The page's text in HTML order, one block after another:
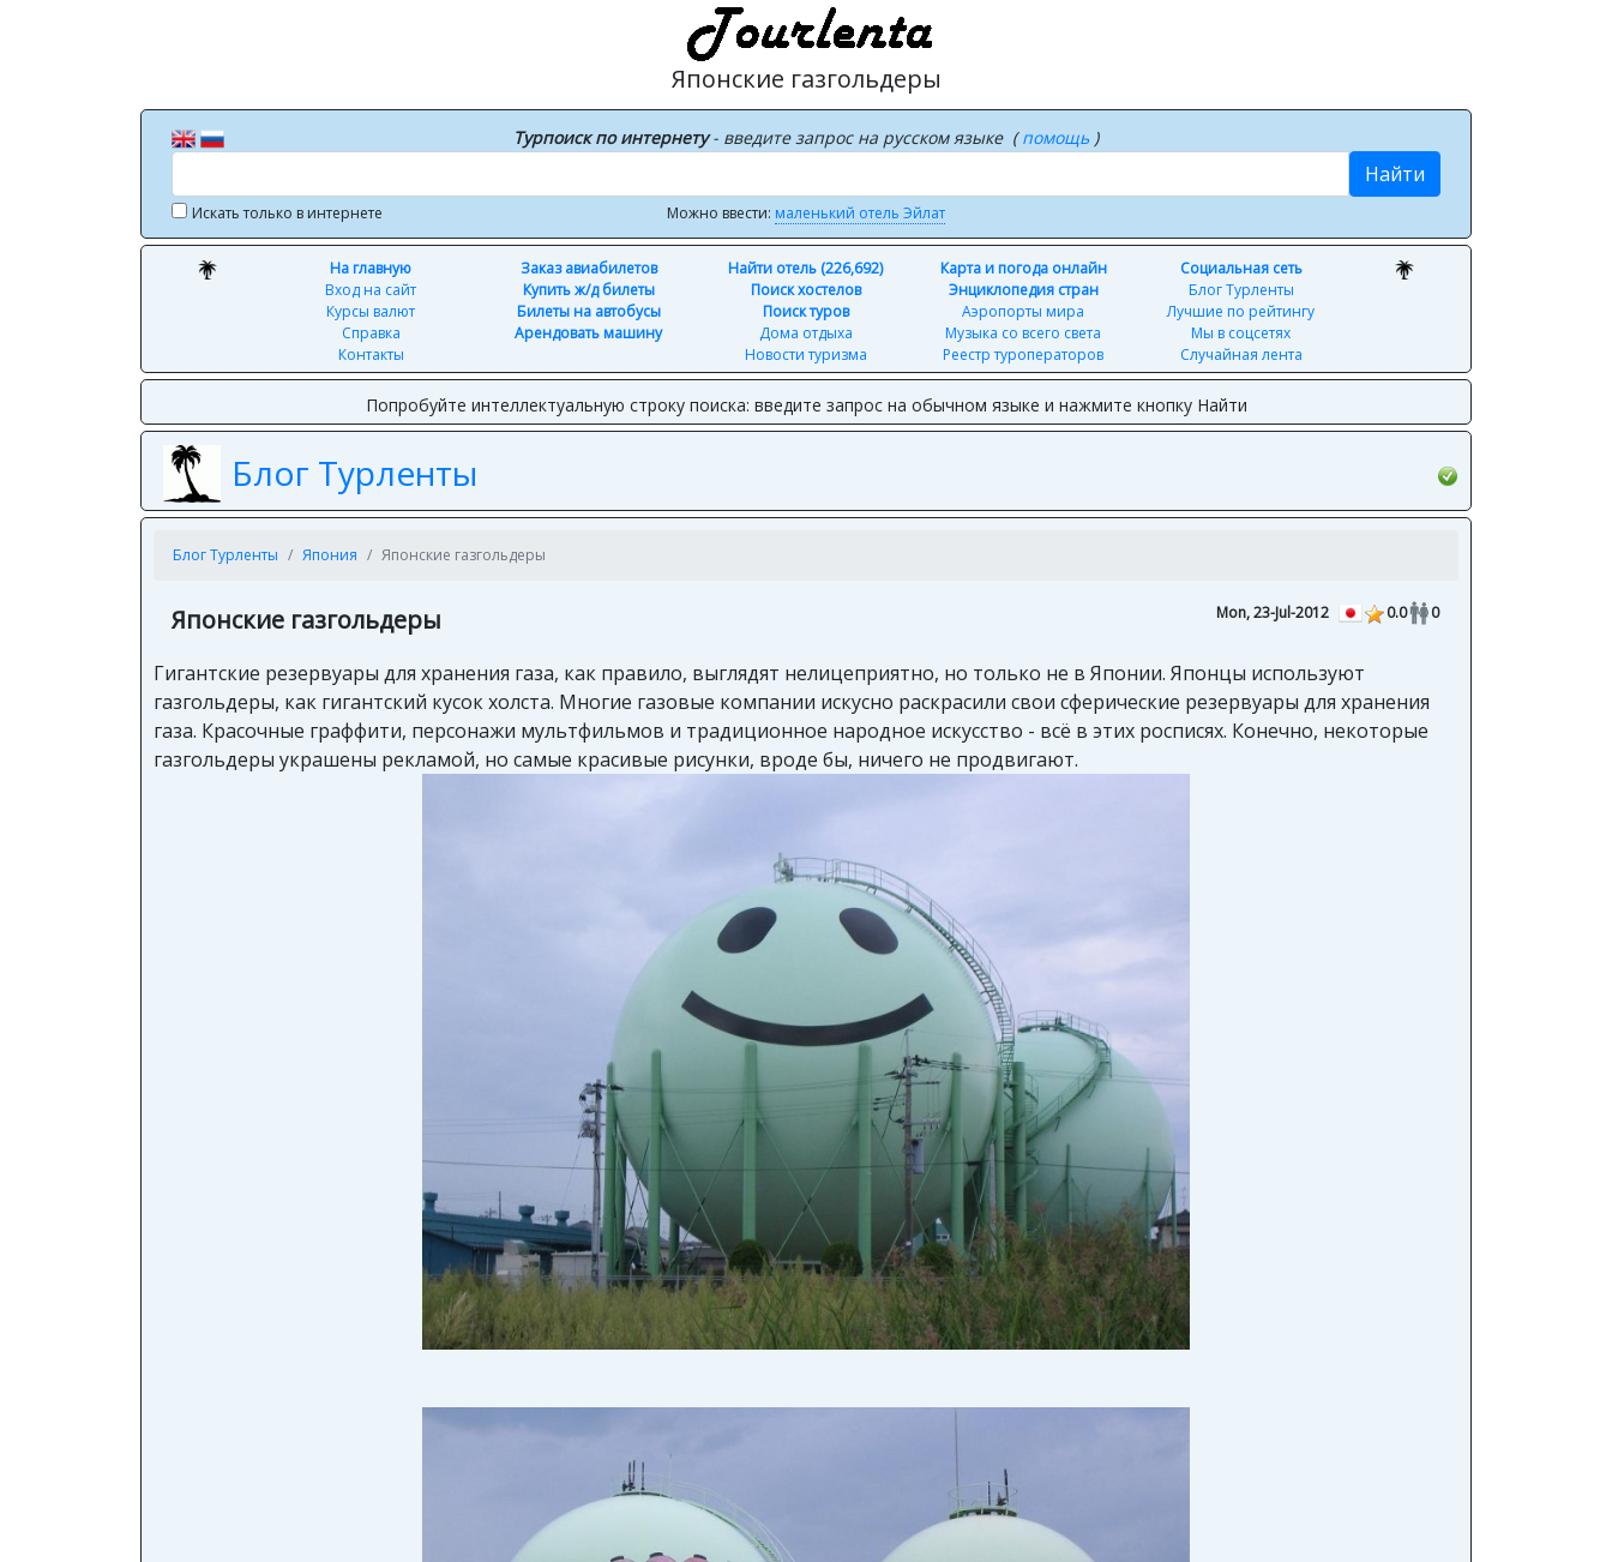
Японские газгольдеры
Турпоиск по интернету- введите запрос на русском языке (помощь )
Найти
Искать только в интернете Можно ввести: маленький отель Эйлат
На главную
Вход на сайт
Курсы валют
Справка
Контакты
Заказ авиабилетов
Купить ж/д билеты
Билеты на автобусы
Арендовать машину
Найти отель (226,692)
Поиск хостелов
Поиск туров
Дома отдыха
Новости туризма
Карта и погода онлайн
Энциклопедия стран
Аэропорты мира
Музыка со всего света
Реестр туроператоров
Социальная сеть
Блог Турленты
Лучшие по рейтингу
Мы в соцсетях
Случайная лента
Попробуйте интеллектуальную строку поиска: введите запрос на обычном языке и нажмите кнопку Найти
Блог Турленты
Блог Турленты Япония Японские газгольдеры
Японские газгольдеры Mon, 23-Jul-2012 0.0 0
Гигантские резервуары для хранения газа, как правило, выглядят нелицеприятно, но только не в Японии. Японцы используют
газгольдеры, как гигантский кусок холста. Многие газовые компании искусно раскрасили свои сферические резервуары для хранения
газа. Красочные граффити, персонажи мультфильмов и традиционное народное искусство - всё в этих росписях. Конечно, некоторые
газгольдеры украшены рекламой, но самые красивые рисунки, вроде бы, ничего не продвигают.